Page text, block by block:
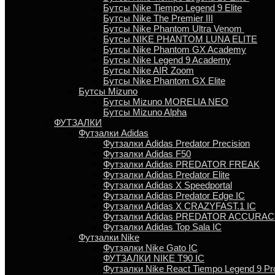
Бутсы Nike Tiempo Legend 9 Elite
Бутсы Nike The Premier III
Бутсы Nike Phantom Ultra Venom
Бутсы NIKE PHANTOM LUNA ELITE
Бутсы Nike Phantom GX Academy
Бутсы Nike Legend 9 Academy
Бутсы Nike AIR Zoom
Бутсы Nike Phantom GX Elite
Бутсы Mizuno
Бутсы Mizuno MORELIA NEO
Бутсы Mizuno Alpha
ФУТЗАЛКИ
Футзалки Adidas
Футзалки Adidas Predator Precision
Футзалки Adidas F50
Футзалки Adidas PREDATOR FREAK
Футзалки Adidas Predator Elite
Футзалки Аdidas X Speedportal
Футзалки Adidas Predator Edge IC
Футзалки Adidas X CRAZYFAST.1 IC
Футзалки Adidas PREDATOR
Футзалки Аdidas Top Sala IC
Футзалки Nike
Футзалки Nike Gato IC
ФУТЗАЛКИ NIKE T90 IC
Футзалки Nike React Tiempo Legend 9